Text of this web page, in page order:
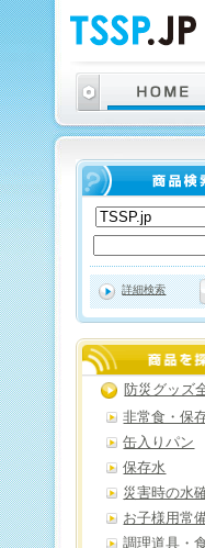
詳細検索
防災グッズ
非常食・保
缶入りパン
保存水
災害時の水
お子様用常
調理道具・